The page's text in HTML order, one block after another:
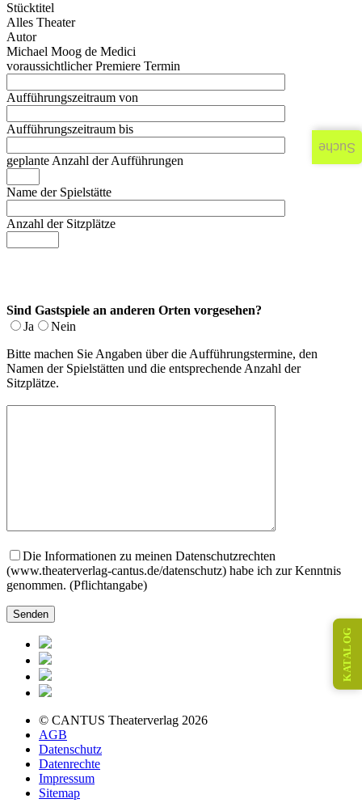
Stücktitel
Alles Theater
Autor
Michael Moog de Medici
voraussichtlicher Premiere Termin
Aufführungszeitraum von
Aufführungszeitraum bis
geplante Anzahl der Aufführungen
Name der Spielstätte
Anzahl der Sitzplätze
Sind Gastspiele an anderen Orten vorgesehen?
Ja
Nein
Bitte machen Sie Angaben über die Aufführungstermine, den
Namen der Spielstätten und die entsprechende Anzahl der
Sitzplätze.
Die Informationen zu meinen Datenschutzrechten
(www.theaterverlag-cantus.de/datenschutz) habe ich zur Kenntnis
genommen. (Pflichtangabe)
© CANTUS Theaterverlag 2026
AGB
Datenschutz
Datenrechte
Impressum
Sitemap
KATALOG
Suche